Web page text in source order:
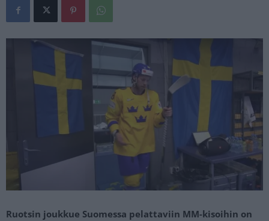
Ruotsin joukkue Suomessa pelattaviin MM-kisoihin on